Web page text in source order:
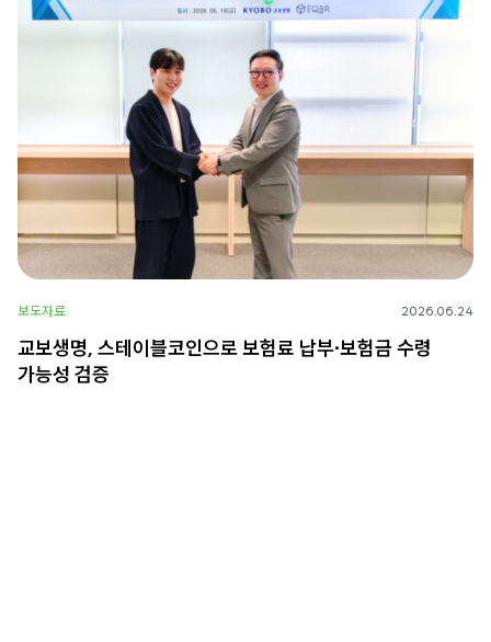
보도자료 2026.06.24
교보생명, 스테이블코인으로 보험료 납부∙보험금 수령
가능성 검증